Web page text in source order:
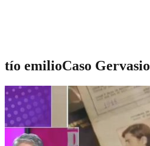
tío emilioCaso Gervasio